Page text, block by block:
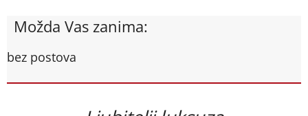
Možda Vas zanima:
bez postova